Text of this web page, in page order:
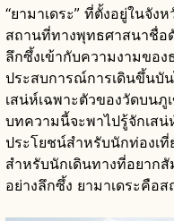
“ยามาเดระ” ที่ตั้งอยู่ในจัง
สถานที่ทางพุทธศาสนาชื่อ
ลึกซึ้งเข้ากับความงามของ
ประสบการณ์การเดินขึ้นบั
เสน่ห์เฉพาะตัวของวัดบน
บทความนี้จะพาไปรู้จักเส
ประโยชน์สำหรับนักท่องเที่
สำหรับนักเดินทางที่อยาก
อย่างลึกซึ้ง ยามาเดระคือ